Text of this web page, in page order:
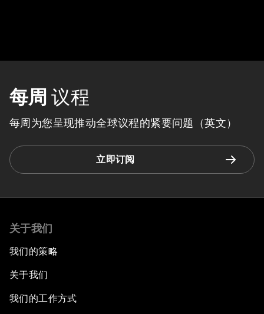
每周 议程
每周为您呈现推动全球议程的紧要问题（英文）
立即订阅
关于我们
我们的策略
关于我们
我们的工作方式